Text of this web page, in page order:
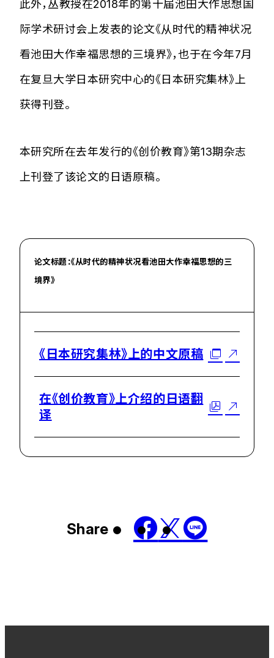
此外，丛教授在2018年的第十届池田大作思想国
际学术研讨会上发表的论文《从时代的精神状况
看池田大作幸福思想的三境界》，也于在今年7月
在复旦大学日本研究中心的《日本研究集林》上
获得刊登。
本研究所在去年发行的《创价教育》第13期杂志
上刊登了该论文的日语原稿。
论文标题：《从时代的精神状况看池田大作幸福思想的三
境界》
《日本研究集林》上的中文原稿
在《创价教育》上介绍的日语翻
译
Share